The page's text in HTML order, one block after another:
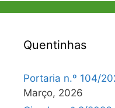
Quentinhas
Portaria n.º 104/
Março, 2026